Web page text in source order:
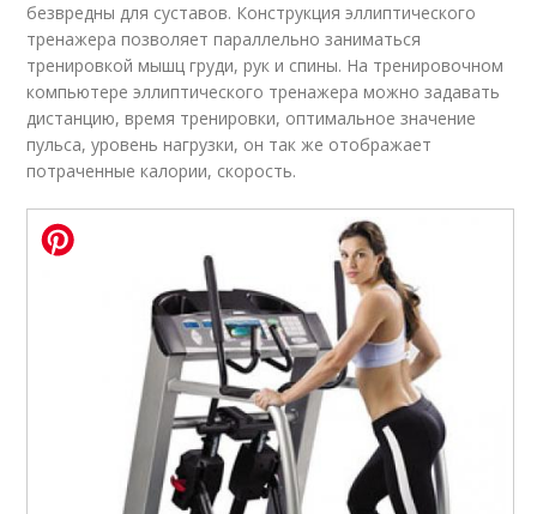
безвредны для суставов. Конструкция эллиптического
тренажера позволяет параллельно заниматься
тренировкой мышц груди, рук и спины. На тренировочном
компьютере эллиптического тренажера можно задавать
дистанцию, время тренировки, оптимальное значение
пульса, уровень нагрузки, он так же отображает
потраченные калории, скорость.